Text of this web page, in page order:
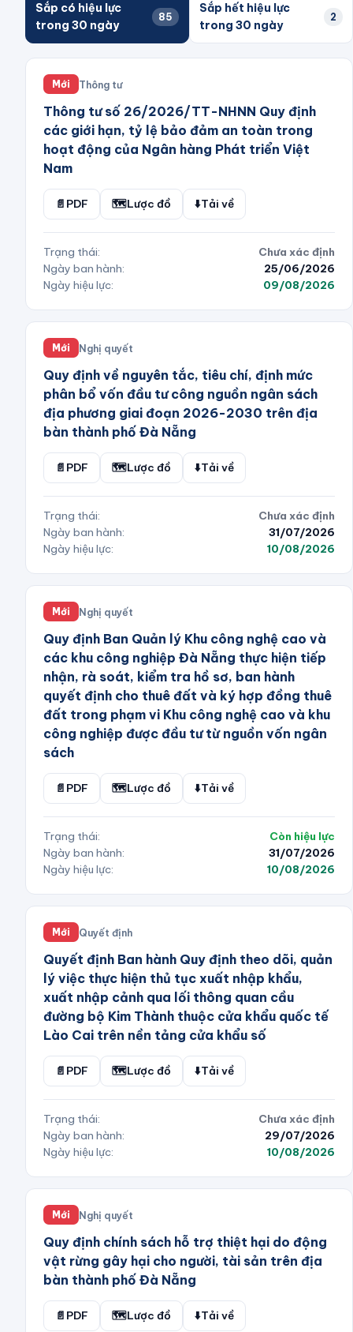
Sắp có hiệu lực
trong 30 ngày
85
Sắp hết hiệu lực
trong 30 ngày
2
Mới Thông tư
Thông tư số 26/2026/TT-NHNN Quy định
các giới hạn, tỷ lệ bảo đảm an toàn trong
hoạt động của Ngân hàng Phát triển Việt
Nam
📄 PDF 🗺️Lược đồ ⬇️Tải về
Trạng thái:
Chưa xác định
Ngày ban hành:
25/06/2026
Ngày hiệu lực:
09/08/2026
Mới Nghị quyết
Quy định về nguyên tắc, tiêu chí, định mức
phân bổ vốn đầu tư công nguồn ngân sách
địa phương giai đoạn 2026-2030 trên địa
bàn thành phố Đà Nẵng
📄 PDF 🗺️Lược đồ ⬇️Tải về
Trạng thái:
Chưa xác định
Ngày ban hành:
31/07/2026
Ngày hiệu lực:
10/08/2026
Mới Nghị quyết
Quy định Ban Quản lý Khu công nghệ cao và
các khu công nghiệp Đà Nẵng thực hiện tiếp
nhận, rà soát, kiểm tra hồ sơ, ban hành
quyết định cho thuê đất và ký hợp đồng thuê
đất trong phạm vi Khu công nghệ cao và khu
công nghiệp được đầu tư từ nguồn vốn ngân
sách
📄 PDF 🗺️Lược đồ ⬇️Tải về
Trạng thái:
Còn hiệu lực
Ngày ban hành:
31/07/2026
Ngày hiệu lực:
10/08/2026
Mới Quyết định
Quyết định Ban hành Quy định theo dõi, quản
lý việc thực hiện thủ tục xuất nhập khẩu,
xuất nhập cảnh qua lối thông quan cầu
đường bộ Kim Thành thuộc cửa khẩu quốc tế
Lào Cai trên nền tảng cửa khẩu số
📄 PDF 🗺️Lược đồ ⬇️Tải về
Trạng thái:
Chưa xác định
Ngày ban hành:
29/07/2026
Ngày hiệu lực:
10/08/2026
Mới Nghị quyết
Quy định chính sách hỗ trợ thiệt hại do động
vật rừng gây hại cho người, tài sản trên địa
bàn thành phố Đà Nẵng
📄 PDF 🗺️Lược đồ ⬇️Tải về